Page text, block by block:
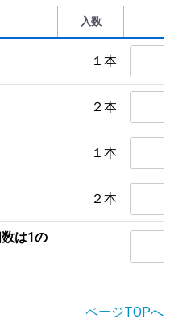
入数
１本
２本
１本
２本
は1の
ページTOPへ